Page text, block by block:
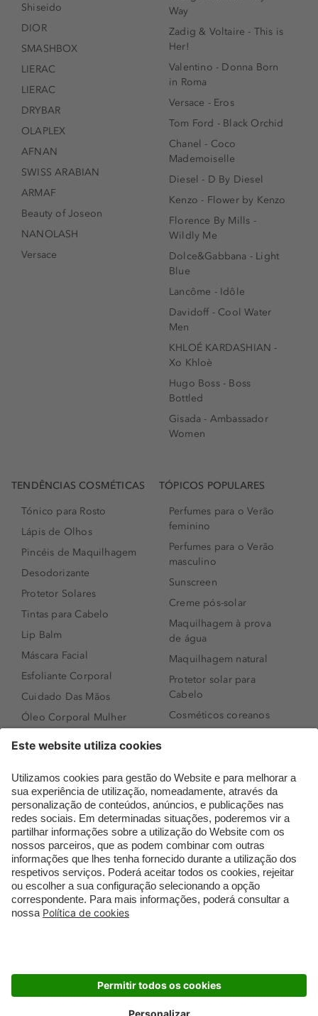
Shiseido
DIOR
SMASHBOX
LIERAC
LIERAC
DRYBAR
OLAPLEX
AFNAN
SWISS ARABIAN
ARMAF
Beauty of Joseon
NANOLASH
Versace
Way
Zadig & Voltaire - This is
Her!
Valentino - Donna Born
in Roma
Versace - Eros
Tom Ford - Black Orchid
Chanel - Coco
Mademoiselle
Diesel - D By Diesel
Kenzo - Flower by Kenzo
Florence By Mills -
Wildly Me
Dolce&Gabbana - Light
Blue
Lancôme - Idôle
Davidoff - Cool Water
Men
KHLOÉ KARDASHIAN -
Xo Khloè
Hugo Boss - Boss
Bottled
Gisada - Ambassador
Women
TENDÊNCIAS COSMÉTICAS
Tónico para Rosto
Lápis de Olhos
Pincéis de Maquilhagem
Desodorizante
Protetor Solares
Tintas para Cabelo
Lip Balm
Máscara Facial
Esfoliante Corporal
Cuidado Das Mãos
Óleo Corporal Mulher
Sérum de Rosto
Body mist & Spray
corporal
Produtos para Cabelo
Homem
Espuma de Limpeza
Facial
Dermocosmética
TÓPICOS POPULARES
Perfumes para o Verão
feminino
Perfumes para o Verão
masculino
Sunscreen
Creme pós-solar
Maquilhagem à prova
de água
Maquilhagem natural
Protetor solar para
Cabelo
Cosméticos coreanos
Perfumes árabes
Novidades
Melhores Perfumes
Femininos
TOP 10: Perfumes
Masculinos
Pestanas Postiças
Creme Rosto Homem
Embalagens Sustentáveis